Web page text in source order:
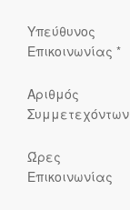
Υπεύθυνος
Επικοινωνίας *
Αριθμός
Συμμετεχόντων
Ώρες
Επικοινωνίας